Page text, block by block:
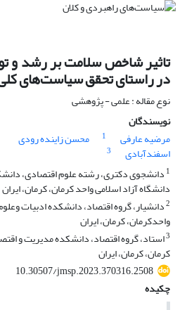
تاثیر شاخص‌ سلامت بر رشد و
در راستای تحقق سیاست‌های
نوع مقاله : علمی - پژوهشی
نویسندگان
مرضیه عارفی
1 محسن زاینده رودی
اسفندآبادی
3
1 دانشجوی دکتری، رشته علوم اقتصادی،
دانشگاه آزاد اسلامی واحد کرمان، کرمان، ایران
2دانشیار، گروه اقتصاد، دانشکده ادبیات
واحدکرمان، کرمان، ایران
3استاد، گروه اقتصاد، دانشکده مدیریت و
کرمان، کرمان، ایران
10.30507/jmsp.2023.370316.2508
چکیده